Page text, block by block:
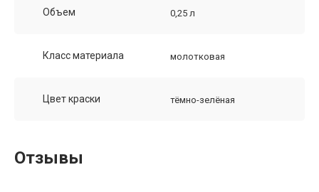
Объем 0,25 л
Класс материала молотковая
Цвет краски тёмно-зелёная
Отзывы